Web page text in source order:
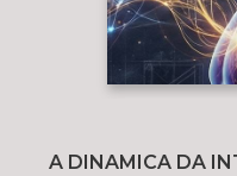
A DINAMICA DA